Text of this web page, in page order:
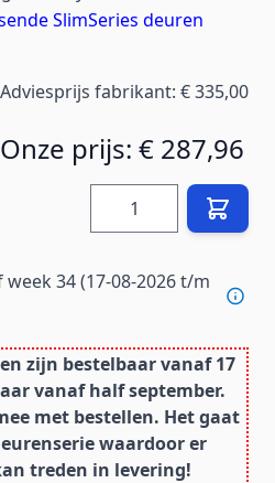
SlimSeries deuren
Adviesprijs fabrikant: € 335,00
Onze prijs: € 287,96
Hoeveelheid
34 (17-08-2026 t/m
zijn bestelbaar vanaf 17
vanaf half september.
met bestellen. Het gaat
waardoor er
treden in levering!